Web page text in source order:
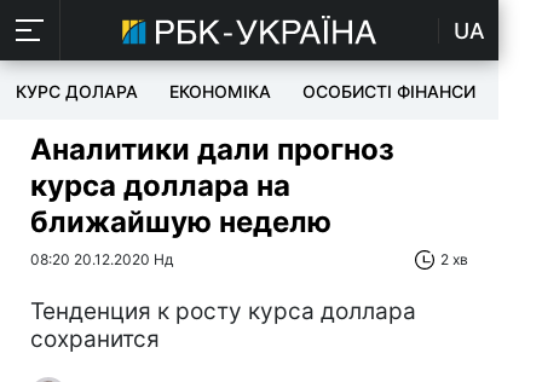
UA
КУРС ДОЛАРА ЕКОНОМІКА ОСОБИСТІ ФІНАНСИ
Аналитики дали прогноз
курса доллара на
ближайшую неделю
08:20 20.12.2020 Нд 2 хв
Тенденция к росту курса доллара
сохранится